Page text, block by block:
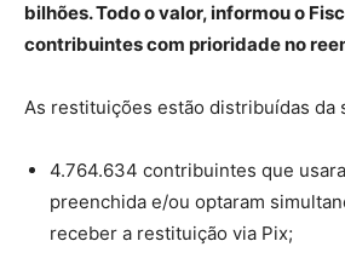
bilhões. Todo o valor, informou o
contribuintes com prioridade no
As restituições estão distribuídas da
4.764.634 contribuintes que
preenchida e/ou optaram
receber a restituição via Pix;